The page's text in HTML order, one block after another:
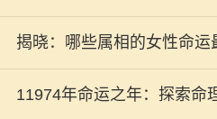
揭晓：哪些属相的女性命运
竟！
11974年命运之年：探索命